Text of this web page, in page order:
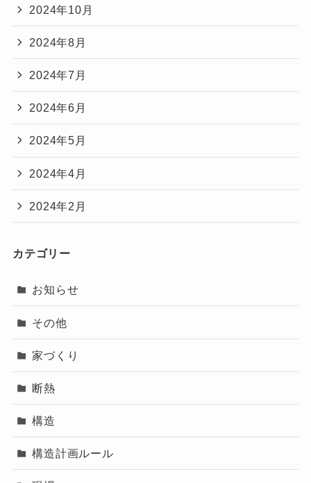
2024年10月
2024年8月
2024年7月
2024年6月
2024年5月
2024年4月
2024年2月
カテゴリー
お知らせ
その他
家づくり
断熱
構造
構造計画ルール